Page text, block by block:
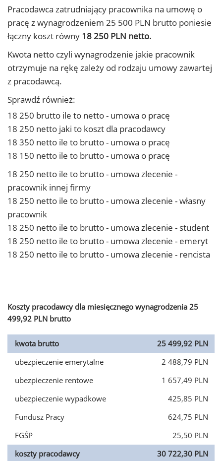
Pracodawca zatrudniający pracownika na umowę o
pracę z wynagrodzeniem 25 500 PLN brutto poniesie
łączny koszt równy 18 250 PLN netto.
Kwota netto czyli wynagrodzenie jakie pracownik
otrzymuje na rękę zależy od rodzaju umowy zawartej
z pracodawcą.
Sprawdź również:
18 250 brutto ile to netto - umowa o pracę
18 250 netto jaki to koszt dla pracodawcy
18 350 netto ile to brutto - umowa o pracę
18 150 netto ile to brutto - umowa o pracę
18 250 netto ile to brutto - umowa zlecenie -
pracownik innej firmy
18 250 netto ile to brutto - umowa zlecenie - własny
pracownik
18 250 netto ile to brutto - umowa zlecenie - student
18 250 netto ile to brutto - umowa zlecenie - emeryt
18 250 netto ile to brutto - umowa zlecenie - rencista
Koszty pracodawcy dla miesięcznego wynagrodzenia 25
499,92 PLN brutto
kwota brutto
25 499,92 PLN
ubezpieczenie emerytalne
2 488,79 PLN
ubezpieczenie rentowe
1 657,49 PLN
ubezpieczenie wypadkowe
425,85 PLN
Fundusz Pracy
624,75 PLN
FGŚP
25,50 PLN
koszty pracodawcy
30 722,30 PLN